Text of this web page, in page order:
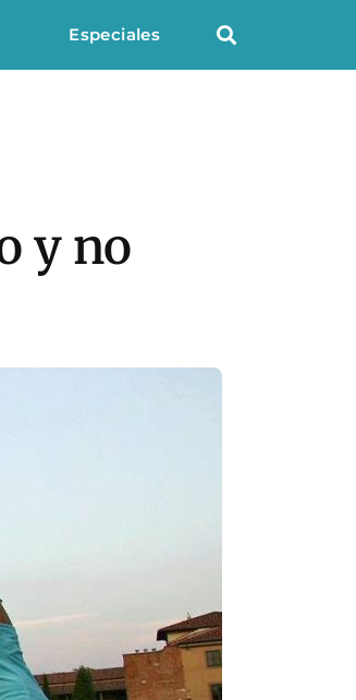
Especiales
y no